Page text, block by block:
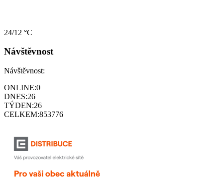
24/12 °C
Návštěvnost
Návštěvnost:
ONLINE:0
DNES:26
TÝDEN:26
CELKEM:853776